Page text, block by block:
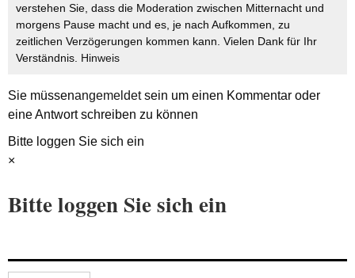
verstehen Sie, dass die Moderation zwischen Mitternacht und
morgens Pause macht und es, je nach Aufkommen, zu
zeitlichen Verzögerungen kommen kann. Vielen Dank für Ihr
Verständnis. Hinweis
Sie müssenangemeldetsein um einen Kommentar oder
eine Antwort schreiben zu können
Bitte loggen Sie sich ein
×
Bitte loggen Sie sich ein